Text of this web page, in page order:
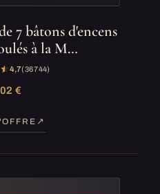
7 bâtons d'encens
à la M…
4,7(36 744)
€